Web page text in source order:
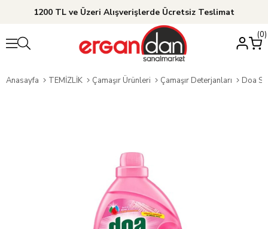
1200 TL ve Üzeri Alışverişlerde Ücretsiz Teslimat
0
Anasayfa TEMİZLİK Çamaşır Ürünleri Çamaşır Deterjanları Doa